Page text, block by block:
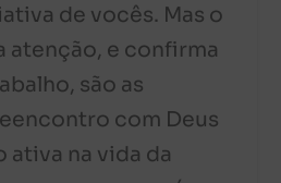
de vocês. Mas o
atenção, e confirma
são as
com Deus
ativa na vida da